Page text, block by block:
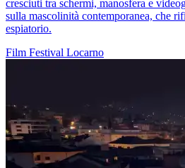
cresciuti tra schermi, manosfera e
sulla mascolinità contemporanea, che
espiatorio.
Film Festival Locarno